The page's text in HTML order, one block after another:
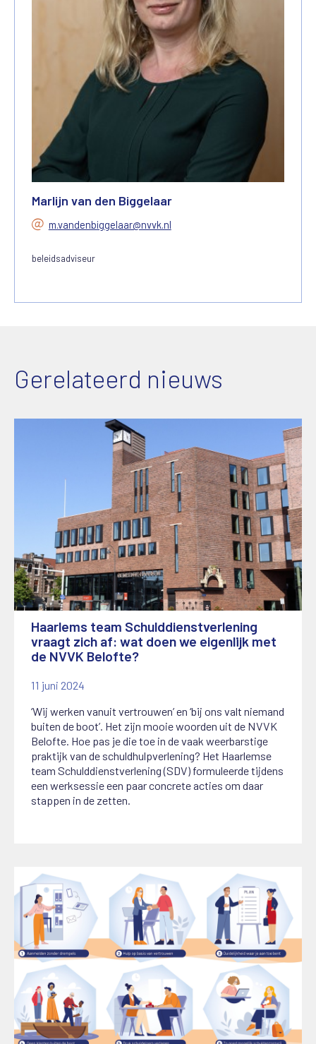
Marlijn van den Biggelaar
m.vandenbiggelaar@nvvk.nl
beleidsadviseur
Gerelateerd nieuws
Haarlems team Schulddienstverlening
vraagt zich af: wat doen we eigenlijk met
de NVVK Belofte?
11 juni 2024
‘Wij werken vanuit vertrouwen’ en ‘bij ons valt niemand
buiten de boot’. Het zijn mooie woorden uit de NVVK
Belofte. Hoe pas je die toe in de vaak weerbarstige
praktijk van de schuldhulpverlening? Het Haarlemse
team Schulddienstverlening (SDV) formuleerde tijdens
een werksessie een paar concrete acties om daar
stappen in de zetten.